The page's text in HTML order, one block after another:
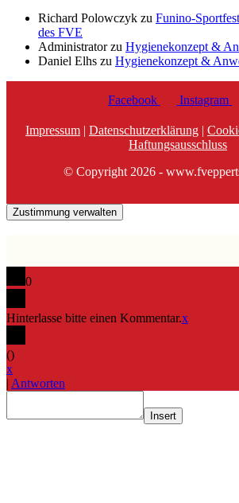
Richard Polowczyk zu Funino-
des FVE
Administratorzu Hygienekonzept &
Daniel Elhs zu Hygienekonzept &
Facebook Instagram
Impressum | Datenschutzerklärung |
Haftungsausschluss
© Copyright 2026 -
Zustimmung verwalten
0
Hinterlasse bitte einen Kommentar.x
()
x
| Antworten
Insert